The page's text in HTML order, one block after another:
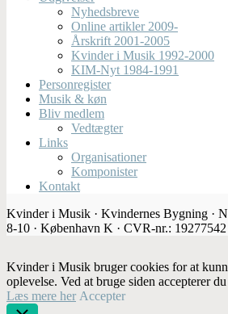
Nyhedsbreve
Online artikler 2009-
Årskrift 2001-2005
Kvinder i Musik 1992-2000
KIM-Nyt 1984-1991
Personregister
Musik & køn
Bliv medlem
Vedtægter
Links
Organisationer
Komponister
Kontakt
Kvinder i Musik · Kvindernes Bygning ·
8-10 · København K · CVR-nr.: 19277542
Kvinder i Musik bruger cookies for at
oplevelse. Ved at bruge siden accepterer
Læs mere her Accepter